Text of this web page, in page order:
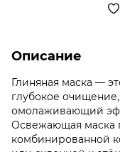
Описание
Глиняная маска —
глубокое
омолаживающий
Освежающая маска
комбинированной